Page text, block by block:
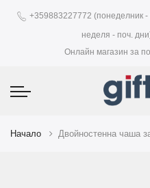
+359883227772 (понеделник -
неделя - поч.
Онлайн магазин за
Начало Двойностенна чаша